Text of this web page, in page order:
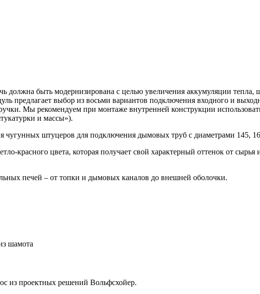
должна быть модернизирована с целью увеличения аккумуляции
предлагает выбор из восьми вариантов подключения входного и
Мы рекомендуем при монтаже внутренней конструкции
и массы»).
штуцеров для подключения дымовых труб с диаметрами 145,
красного цвета, которая получает свой характерный оттенок от
печей – от топки и дымовых каналов до внешней оболочки.
из проектных решений Вольфсхойер.